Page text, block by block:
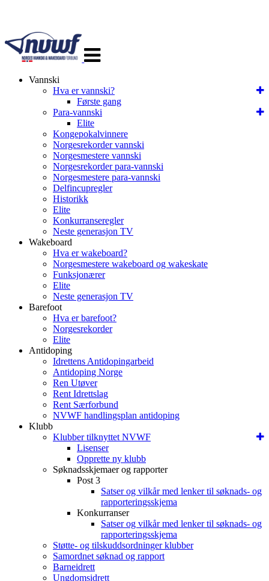
navigasjon
Vannski
Hva er vannski?
Første gang
Para-vannski
Elite
Kongepokalvinnere
Norgesrekorder vannski
Norgesmestere vannski
Norgesrekorder para-vannski
Norgesmestere para-vannski
Delfincupregler
Historikk
Elite
Konkurranseregler
Neste generasjon TV
Wakeboard
Hva er wakeboard?
Norgesmestere wakeboard og wakeskate
Funksjonærer
Elite
Neste generasjon TV
Barefoot
Hva er barefoot?
Norgesrekorder
Elite
Antidoping
Idrettens Antidopingarbeid
Antidoping Norge
Ren Utøver
Rent Idrettslag
Rent Særforbund
NVWF handlingsplan antidoping
Klubb
Klubber tilknyttet NVWF
Lisenser
Opprette ny klubb
Søknadsskjemaer og rapporter
Post 3
Satser og vilkår med lenker til søknads- og
rapporteringsskjema
Konkurranser
Satser og vilkår med lenker til søknads- og
rapporteringsskjema
Støtte- og tilskuddsordninger klubber
Samordnet søknad og rapport
Barneidrett
Ungdomsidrett